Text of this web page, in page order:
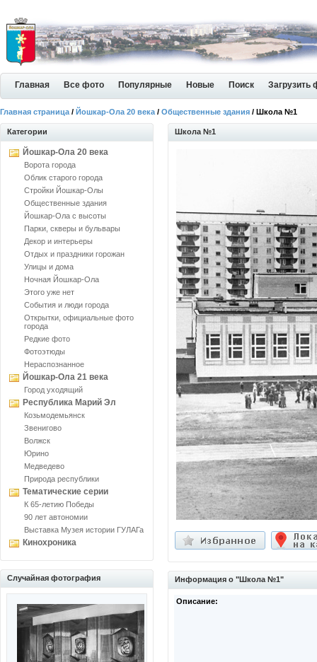
Главная Все фото Популярные Новые Поиск Загрузить
Главная страница / Йошкар-Ола 20 века / Общественные здания / Школа №1
Категории
Йошкар-Ола 20 века
Ворота города
Облик старого города
Стройки Йошкар-Олы
Общественные здания
Йошкар-Ола с высоты
Парки, скверы и бульвары
Декор и интерьеры
Отдых и праздники горожан
Улицы и дома
Ночная Йошкар-Ола
Этого уже нет
События и люди города
Открытки, официальные фото
города
Редкие фото
Фотоэтюды
Нераспознанное
Йошкар-Ола 21 века
Город уходящий
Республика Марий Эл
Козьмодемьянск
Звенигово
Волжск
Юрино
Медведево
Природа республики
Тематические серии
К 65-летию Победы
90 лет автономии
Выставка Музея истории ГУЛАГа
Кинохроника
Случайная фотография
Школа №1
Информация о "Школа №1"
Описание: